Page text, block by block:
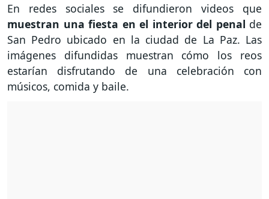
En redes sociales se difundieron videos que
muestran una fiesta en el interior del penal de
San Pedro ubicado en la ciudad de La Paz. Las
imágenes difundidas muestran cómo los reos
estarían disfrutando de una celebración con
músicos, comida y baile.